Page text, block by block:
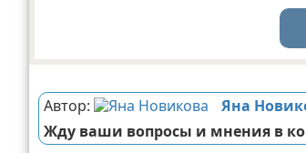
Автор: Яна
Жду ваши вопросы и мнения в